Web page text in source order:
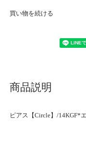
買い物を続ける
商品説明
ピアス【Circle】/14KGF*